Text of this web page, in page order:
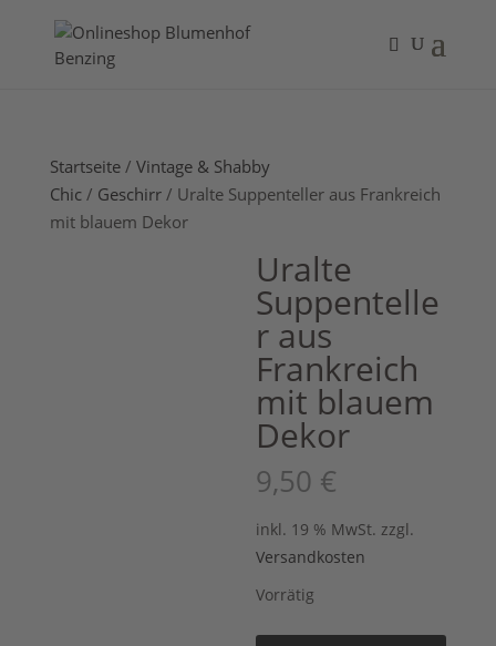
Startseite/ Vintage & Shabby
Chic/ Geschirr/ Uralte Suppenteller aus Frankreich
mit blauem Dekor
Uralte
Suppentelle
r aus
Frankreich
mit blauem
Dekor
9,50 €
inkl. 19 % MwSt. zzgl.
Versandkosten
Vorrätig